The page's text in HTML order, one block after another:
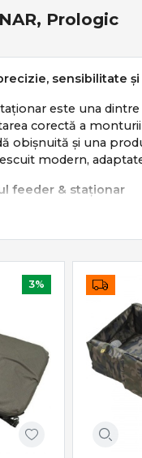
Prologic
sensibilitate
este una
corectă a
obișnuită și una
modern,
feeder & staționar
pe:
la trăsături fine
pe fundul apei
apatici sau activi
eficient și extrem de
feeder & staționar
include o
staționar
–
– frânare precisă și
3%